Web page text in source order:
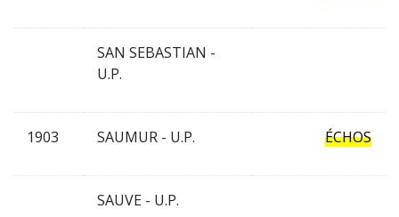
SAN SEBASTIAN -
U.P.
1903 SAUMUR - U.P. ÉCHOS
SAUVE - U.P.